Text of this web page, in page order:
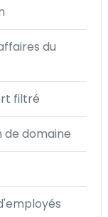
du
filtré
domaine